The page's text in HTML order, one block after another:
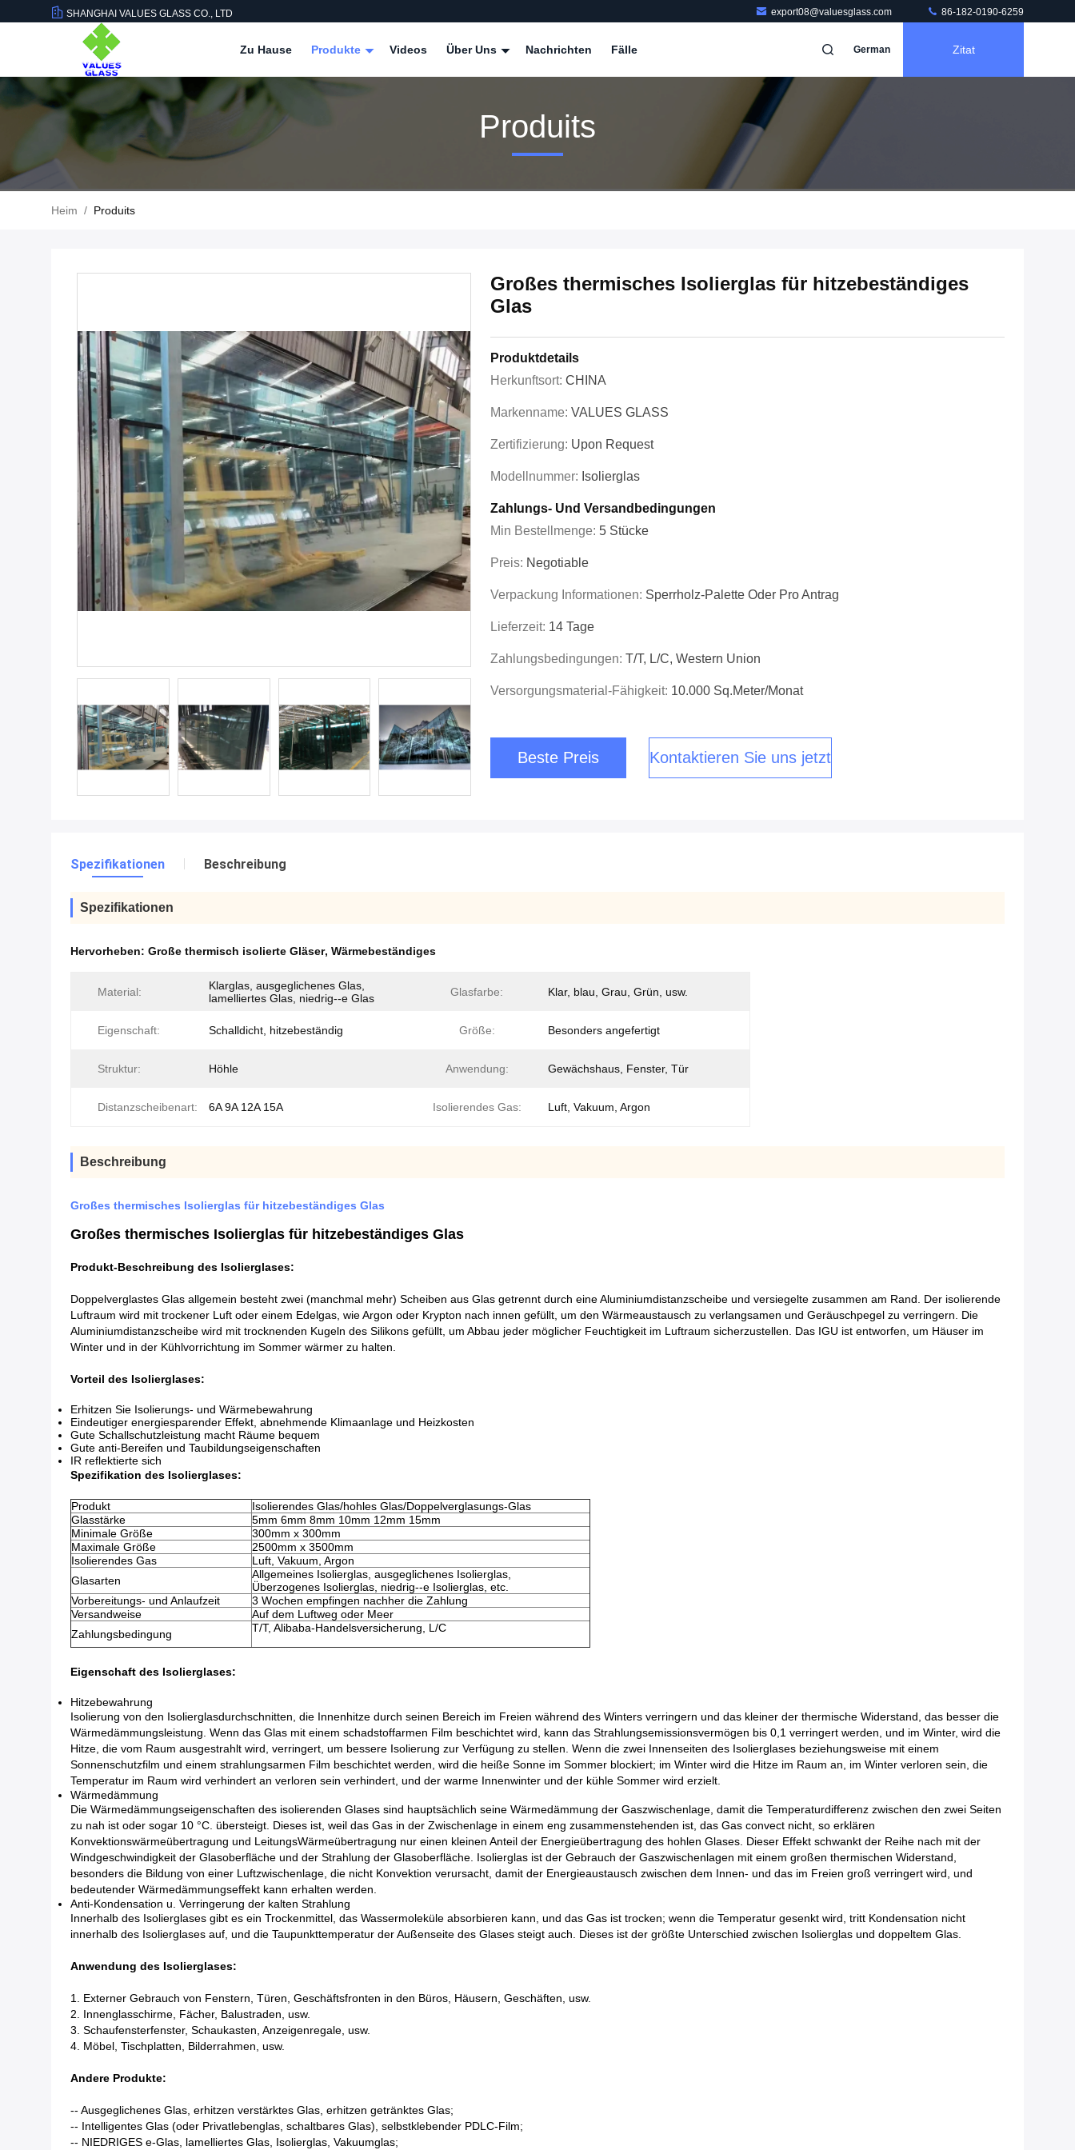
SHANGHAI VALUES GLASS CO., LTD export08@valuesglass.com 86-182-0190-6259
Zu Hause Produkte Videos Über Uns Nachrichten Fälle German Zitat
Produits
Heim / Produits
Großes thermisches Isolierglas für hitzebeständiges
Glas
Produktdetails
Herkunftsort: CHINA
Markenname: VALUES GLASS
Zertifizierung: Upon Request
Modellnummer: Isolierglas
Zahlungs- Und Versandbedingungen
Min Bestellmenge: 5 Stücke
Preis: Negotiable
Verpackung Informationen: Sperrholz-Palette Oder Pro Antrag
Lieferzeit: 14 Tage
Zahlungsbedingungen: T/T, L/C, Western Union
Versorgungsmaterial-Fähigkeit: 10.000 Sq.meter/Monat
Beste Preis Kontaktieren Sie uns jetzt
Spezifikationen Beschreibung
Spezifikationen
Hervorheben: Große thermisch isolierte Gläser, Wärmebeständiges
Material:
Klarglas, ausgeglichenes Glas,
lamelliertes Glas, niedrig--e Glas
Glasfarbe: Klar, blau, Grau, Grün, usw.
Eigenschaft: Schalldicht, hitzebeständig Größe: Besonders angefertigt
Struktur: Höhle Anwendung: Gewächshaus, Fenster, Tür
Distanzscheibenart: 6A 9A 12A 15A Isolierendes Gas: Luft, Vakuum, Argon
Beschreibung
Großes thermisches Isolierglas für hitzebeständiges Glas
Großes thermisches Isolierglas für hitzebeständiges Glas
Produkt-Beschreibung des Isolierglases:
Doppelverglastes Glas allgemein besteht zwei (manchmal mehr) Scheiben aus Glas getrennt durch eine Aluminiumdistanzscheibe und versiegelte zusammen am Rand. Der isolierende
Luftraum wird mit trockener Luft oder einem Edelgas, wie Argon oder Krypton nach innen gefüllt, um den Wärmeaustausch zu verlangsamen und Geräuschpegel zu verringern. Die
Aluminiumdistanzscheibe wird mit trocknenden Kugeln des Silikons gefüllt, um Abbau jeder möglicher Feuchtigkeit im Luftraum sicherzustellen. Das IGU ist entworfen, um Häuser im
Winter und in der Kühlvorrichtung im Sommer wärmer zu halten.
Vorteil des Isolierglases:
Erhitzen Sie Isolierungs- und Wärmebewahrung
Eindeutiger energiesparender Effekt, abnehmende Klimaanlage und Heizkosten
Gute Schallschutzleistung macht Räume bequem
Gute anti-Bereifen und Taubildungseigenschaften
IR reflektierte sich
Spezifikation des Isolierglases:
Produkt
Isolierendes Glas/hohles Glas/Doppelverglasungs-Glas
Glasstärke
5mm 6mm 8mm 10mm 12mm 15mm
Minimale Größe
300mm x 300mm
Maximale Größe
2500mm x 3500mm
Isolierendes Gas
Luft, Vakuum, Argon
Glasarten
Allgemeines Isolierglas, ausgeglichenes Isolierglas,
Überzogenes Isolierglas, niedrig--e Isolierglas, etc.
Vorbereitungs- und Anlaufzeit
3 Wochen empfingen nachher die Zahlung
Versandweise
Auf dem Luftweg oder Meer
Zahlungsbedingung
T/T, Alibaba-Handelsversicherung, L/C
Eigenschaft des Isolierglases:
Hitzebewahrung
Isolierung von den Isolierglasdurchschnitten, die Innenhitze durch seinen Bereich im Freien während des Winters verringern und das kleiner der thermische Widerstand, das besser die
Wärmedämmungsleistung. Wenn das Glas mit einem schadstoffarmen Film beschichtet wird, kann das Strahlungsemissionsvermögen bis 0,1 verringert werden, und im Winter, wird die
Hitze, die vom Raum ausgestrahlt wird, verringert, um bessere Isolierung zur Verfügung zu stellen. Wenn die zwei Innenseiten des Isolierglases beziehungsweise mit einem
Sonnenschutzfilm und einem strahlungsarmen Film beschichtet werden, wird die heiße Sonne im Sommer blockiert; im Winter wird die Hitze im Raum an, im Winter verloren sein, die
Temperatur im Raum wird verhindert an verloren sein verhindert, und der warme Innenwinter und der kühle Sommer wird erzielt.
Wärmedämmung
Die Wärmedämmungseigenschaften des isolierenden Glases sind hauptsächlich seine Wärmedämmung der Gaszwischenlage, damit die Temperaturdifferenz zwischen den zwei Seiten
zu nah ist oder sogar 10 °C. übersteigt. Dieses ist, weil das Gas in der Zwischenlage in einem eng zusammenstehenden ist, das Gas convect nicht, so erklären
Konvektionswärmeübertragung und LeitungsWärmeübertragung nur einen kleinen Anteil der Energieübertragung des hohlen Glases. Dieser Effekt schwankt der Reihe nach mit der
Windgeschwindigkeit der Glasoberfläche und der Strahlung der Glasoberfläche. Isolierglas ist der Gebrauch der Gaszwischenlagen mit einem großen thermischen Widerstand,
besonders die Bildung von einer Luftzwischenlage, die nicht Konvektion verursacht, damit der Energieaustausch zwischen dem Innen- und das im Freien groß verringert wird, und
bedeutender Wärmedämmungseffekt kann erhalten werden.
Anti-Kondensation u. Verringerung der kalten Strahlung
Innerhalb des Isolierglases gibt es ein Trockenmittel, das Wassermoleküle absorbieren kann, und das Gas ist trocken; wenn die Temperatur gesenkt wird, tritt Kondensation nicht
innerhalb des Isolierglases auf, und die Taupunkttemperatur der Außenseite des Glases steigt auch. Dieses ist der größte Unterschied zwischen Isolierglas und doppeltem Glas.
Anwendung des Isolierglases:
1. Externer Gebrauch von Fenstern, Türen, Geschäftsfronten in den Büros, Häusern, Geschäften, usw.
2. Innenglasschirme, Fächer, Balustraden, usw.
3. Schaufensterfenster, Schaukasten, Anzeigenregale, usw.
4. Möbel, Tischplatten, Bilderrahmen, usw.
Andere Produkte:
-- Ausgeglichenes Glas, erhitzen verstärktes Glas, erhitzen getränktes Glas;
-- Intelligentes Glas (oder Privatlebenglas, schaltbares Glas), selbstklebender PDLC-Film;
-- NIEDRIGES e-Glas, lamelliertes Glas, Isolierglas, Vakuumglas;